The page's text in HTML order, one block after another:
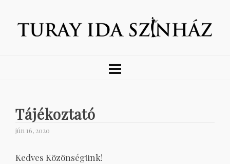
Tájékoztató
jún 16, 2020
Kedves Közönségünk!